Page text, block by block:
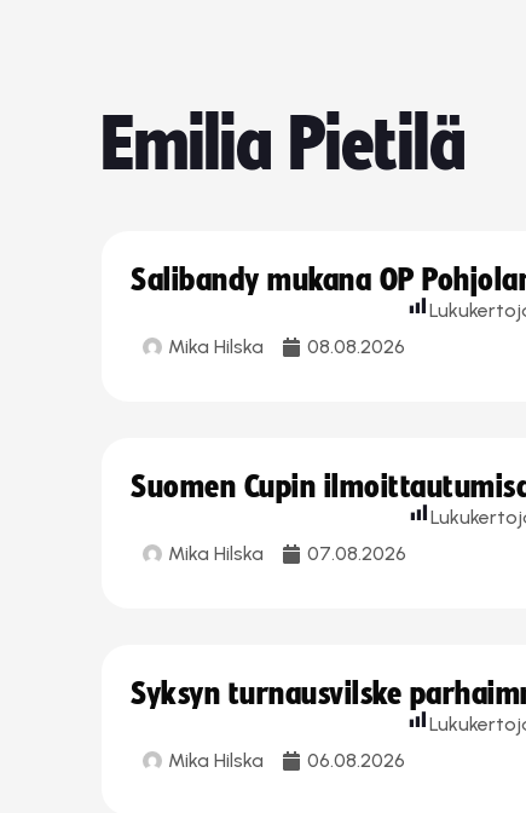
Emilia Pietilä
Salibandy mukana OP
Mika Hilska 08.08.2026
Suomen Cupin
Mika Hilska 07.08.2026
Syksyn turnausvilske
Mika Hilska 06.08.2026